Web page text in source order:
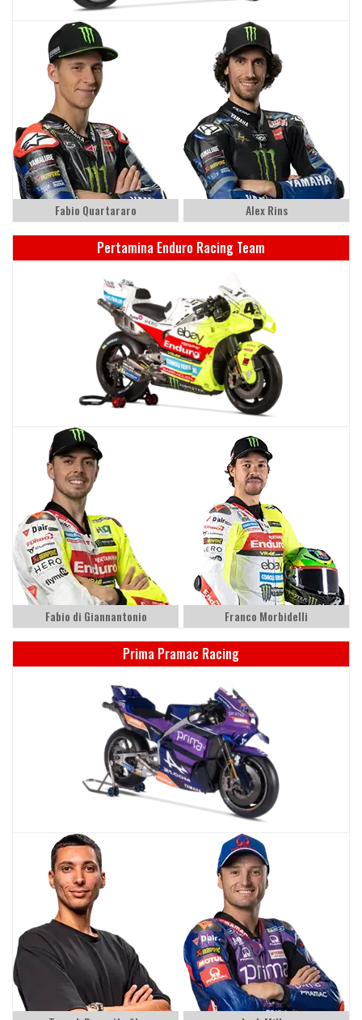
Fabio Quartararo Alex Rins
Pertamina Enduro Racing Team
Fabio di Giannantonio Franco Morbidelli
Prima Pramac Racing